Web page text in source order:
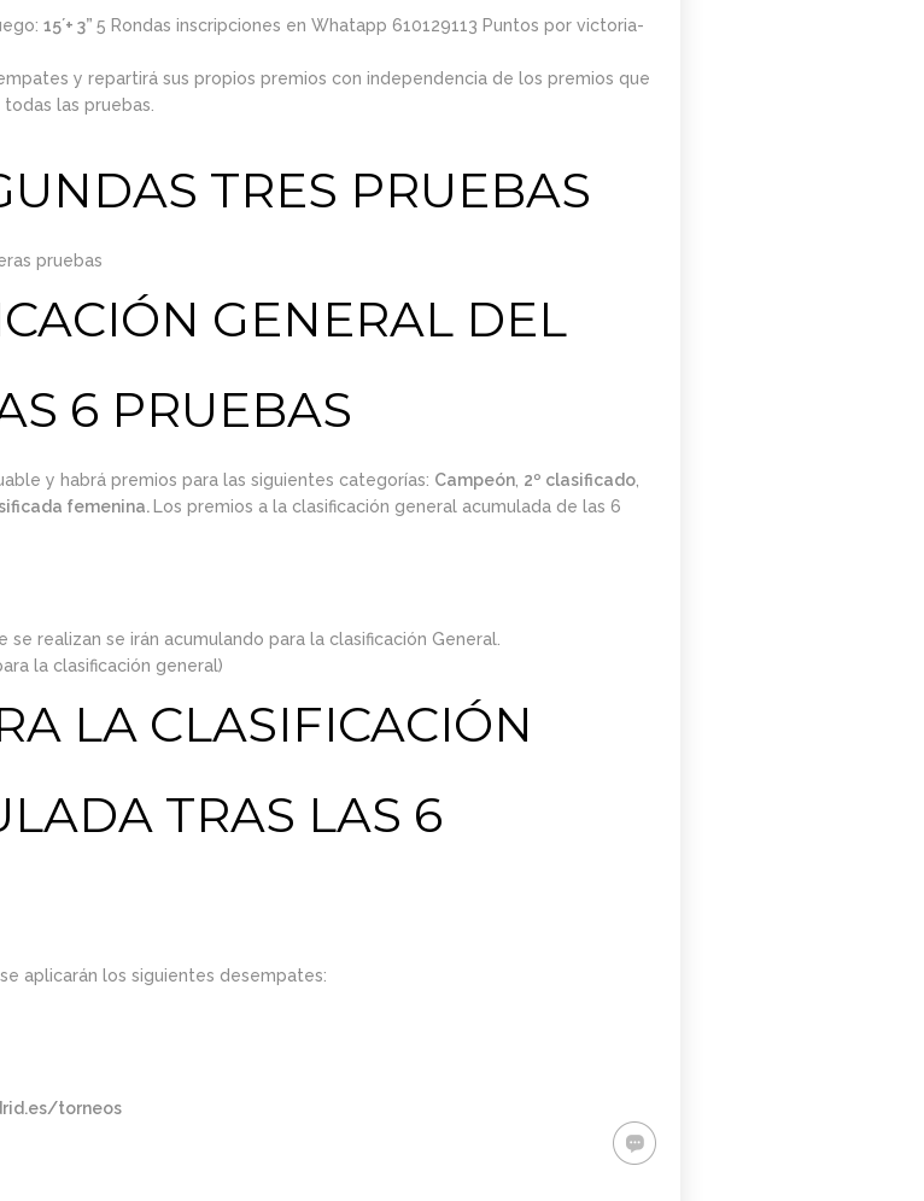
DE MARZO.
20.15H
15´+ 3” 5 Rondas inscripciones en Whatapp 610129113 Puntos por victoria-
y repartirá sus propios premios con independencia de los premios que
las pruebas.
TRES PRUEBAS
pruebas
GENERAL DEL
6 PRUEBAS
y habrá premios para las siguientes categorías: Campeón, 2º clasificado,
femenina. Los premios a la clasificación general acumulada de las 6
realizan se irán acumulando para la clasificación General.
la clasificación general)
LA CLASIFICACIÓN
TRAS LAS 6
aplicarán los siguientes desempates:
torneos